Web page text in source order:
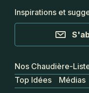
Inspirations et
Nos Chaudière-
Top Idées
Médias